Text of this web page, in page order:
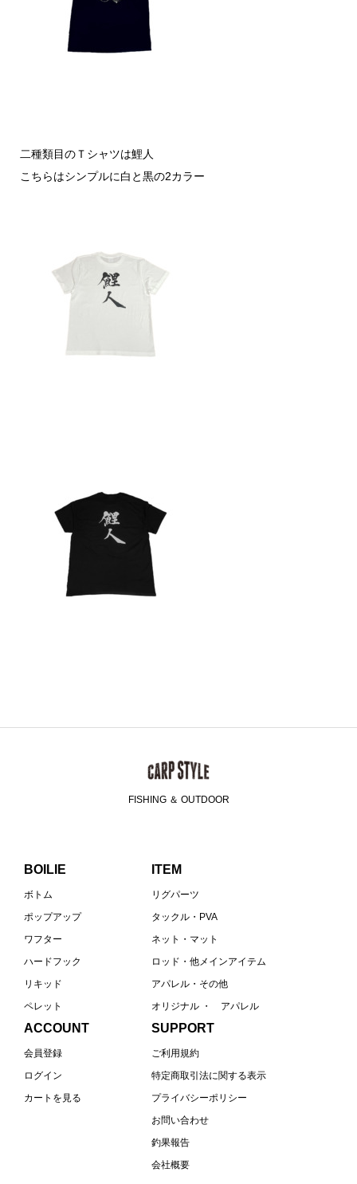
二種類目のＴシャツは鯉人
こちらはシンプルに白と黒の2カラー
FISHING ＆ OUTDOOR
BOILIE
ボトム
ポップアップ
ワフター
ハードフック
リキッド
ペレット
ITEM
リグパーツ
タックル・PVA
ネット・マット
ロッド・他メインアイテム
アパレル・その他
オリジナル ・ アパレル
ACCOUNT
会員登録
ログイン
カートを見る
SUPPORT
ご利用規約
特定商取引法に関する表示
プライバシーポリシー
お問い合わせ
釣果報告
会社概要